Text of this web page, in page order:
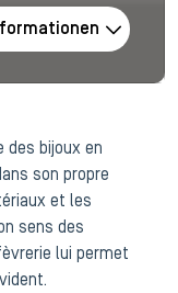
des bijoux en
son propre
et les
sens des
lui permet